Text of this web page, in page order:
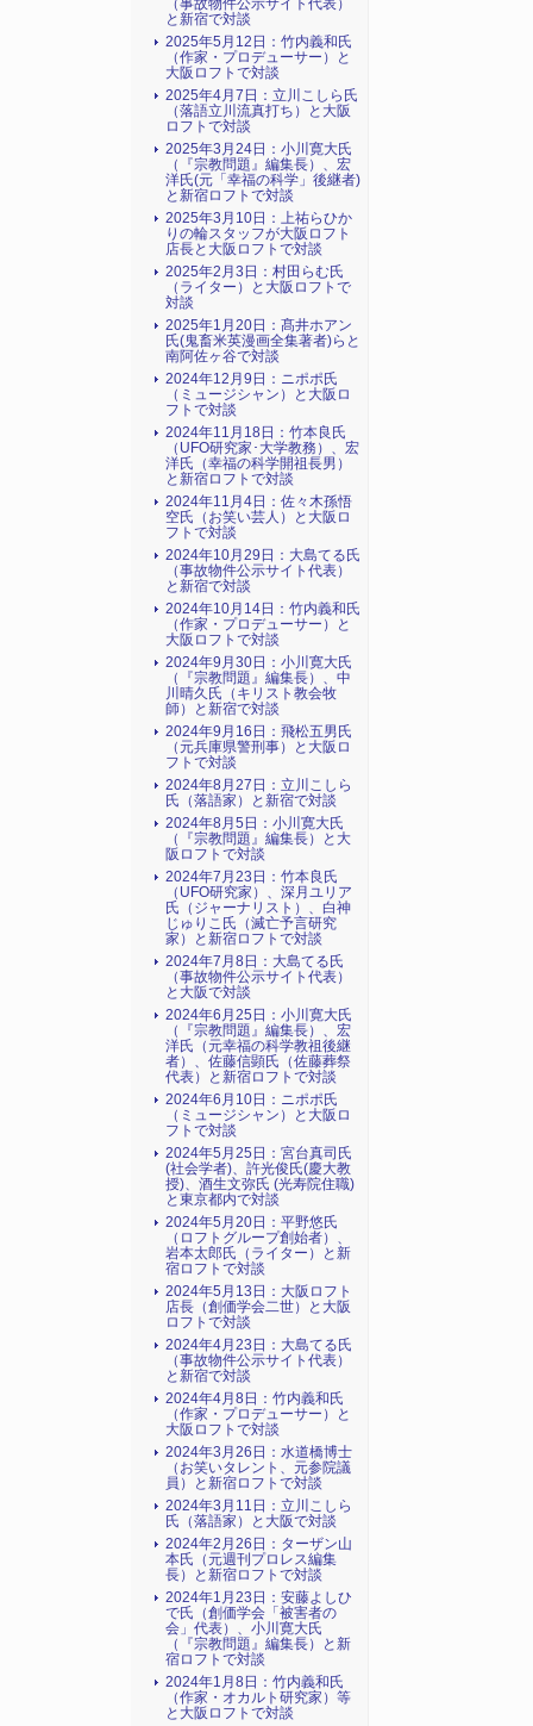
（事故物件公示サイト代表）
と新宿で対談
2025年5月12日：竹内義和氏
（作家・プロデューサー）と
大阪ロフトで対談
2025年4月7日：立川こしら氏
（落語立川流真打ち）と大阪
ロフトで対談
2025年3月24日：小川寛大氏
（『宗教問題』編集長）、宏
洋氏(元「幸福の科学」後継者)
と新宿ロフトで対談
2025年3月10日：上祐らひか
りの輪スタッフが大阪ロフト
店長と大阪ロフトで対談
2025年2月3日：村田らむ氏
（ライター）と大阪ロフトで
対談
2025年1月20日：髙井ホアン
氏(鬼畜米英漫画全集著者)らと
南阿佐ヶ谷で対談
2024年12月9日：ニポポ氏
（ミュージシャン）と大阪ロ
フトで対談
2024年11月18日：竹本良氏
（UFO研究家･大学教務）、宏
洋氏（幸福の科学開祖長男）
と新宿ロフトで対談
2024年11月4日：佐々木孫悟
空氏（お笑い芸人）と大阪ロ
フトで対談
2024年10月29日：大島てる氏
（事故物件公示サイト代表）
と新宿で対談
2024年10月14日：竹内義和氏
（作家・プロデューサー）と
大阪ロフトで対談
2024年9月30日：小川寛大氏
（『宗教問題』編集長）、中
川晴久氏（キリスト教会牧
師）と新宿で対談
2024年9月16日：飛松五男氏
（元兵庫県警刑事）と大阪ロ
フトで対談
2024年8月27日：立川こしら
氏（落語家）と新宿で対談
2024年8月5日：小川寛大氏
（『宗教問題』編集長）と大
阪ロフトで対談
2024年7月23日：竹本良氏
（UFO研究家）、深月ユリア
氏（ジャーナリスト）、白神
じゅりこ氏（滅亡予言研究
家）と新宿ロフトで対談
2024年7月8日：大島てる氏
（事故物件公示サイト代表）
と大阪で対談
2024年6月25日：小川寛大氏
（『宗教問題』編集長）、宏
洋氏（元幸福の科学教祖後継
者）、佐藤信顕氏（佐藤葬祭
代表）と新宿ロフトで対談
2024年6月10日：ニポポ氏
（ミュージシャン）と大阪ロ
フトで対談
2024年5月25日：宮台真司氏
(社会学者)、許光俊氏(慶大教
授)、酒生文弥氏 (光寿院住職)
と東京都内で対談
2024年5月20日：平野悠氏
（ロフトグループ創始者）、
岩本太郎氏（ライター）と新
宿ロフトで対談
2024年5月13日：大阪ロフト
店長（創価学会二世）と大阪
ロフトで対談
2024年4月23日：大島てる氏
（事故物件公示サイト代表）
と新宿で対談
2024年4月8日：竹内義和氏
（作家・プロデューサー）と
大阪ロフトで対談
2024年3月26日：水道橋博士
（お笑いタレント、元参院議
員）と新宿ロフトで対談
2024年3月11日：立川こしら
氏（落語家）と大阪で対談
2024年2月26日：ターザン山
本氏（元週刊プロレス編集
長）と新宿ロフトで対談
2024年1月23日：安藤よしひ
で氏（創価学会「被害者の
会」代表）、小川寛大氏
（『宗教問題』編集長）と新
宿ロフトで対談
2024年1月8日：竹内義和氏
（作家・オカルト研究家）等
と大阪ロフトで対談